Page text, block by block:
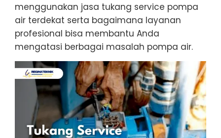
menggunakan jasa tukang service pompa
air terdekat serta bagaimana layanan
profesional bisa membantu Anda
mengatasi berbagai masalah pompa air.